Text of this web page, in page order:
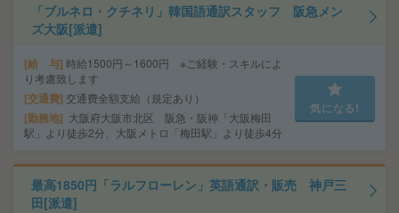
「ブルネロ・クチネリ」韓国語通訳スタッフ 阪急メン
ズ大阪[派遣]
給 与 時給1500円～1600円 ※ご経験・スキルによ
り考慮致します
交通費 交通費全額支給（規定あり）
勤務地
大阪府大阪市北区 阪急・阪神「大阪梅田
駅」より徒歩2分、大阪メトロ「梅田駅」より徒歩4分
気になる!
最高1850円「ラルフローレン」英語通訳・販売 神戸三
田[派遣]